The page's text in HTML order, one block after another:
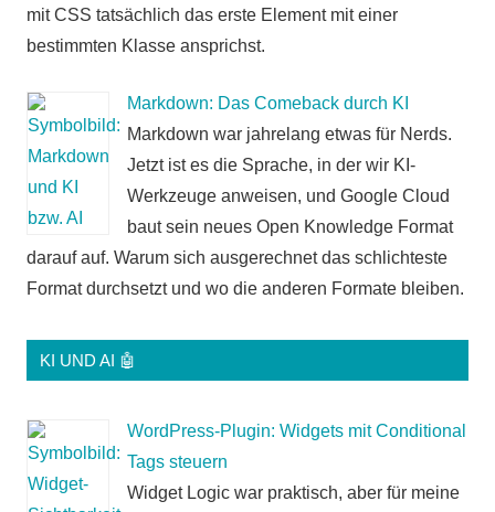
mit CSS tatsächlich das erste Element mit einer
bestimmten Klasse ansprichst.
Markdown: Das Comeback durch KI
Markdown war jahrelang etwas für Nerds.
Jetzt ist es die Sprache, in der wir KI-
Werkzeuge anweisen, und Google Cloud
baut sein neues Open Knowledge Format
darauf auf. Warum sich ausgerechnet das schlichteste
Format durchsetzt und wo die anderen Formate bleiben.
KI UND AI 🤖
WordPress-Plugin: Widgets mit Conditional
Tags steuern
Widget Logic war praktisch, aber für meine